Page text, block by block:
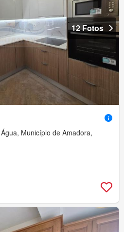
12 Fotos
Município de Amadora,